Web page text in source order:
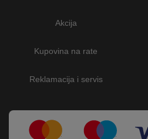
Akcija
Kupovina na rate
Reklamacija i servis